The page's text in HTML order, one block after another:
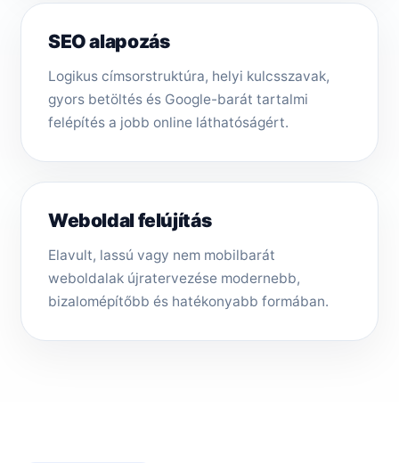
SEO alapozás
Logikus címsorstruktúra, helyi kulcsszavak,
gyors betöltés és Google-barát tartalmi
felépítés a jobb online láthatóságért.
Weboldal felújítás
Elavult, lassú vagy nem mobilbarát
weboldalak újratervezése modernebb,
bizalomépítőbb és hatékonyabb formában.